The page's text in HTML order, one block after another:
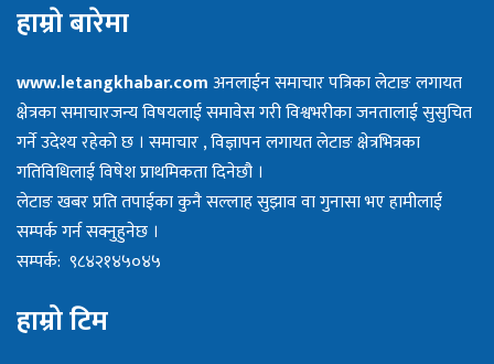
हाम्राे बारेमा
www.letangkhabar.comअनलाईन समाचार पत्रिका लेटाङ लगायत
क्षेत्रका समाचारजन्य विषयलाई समावेस गरी विश्वभरीका जनतालाई सुसुचित
गर्ने उदेश्य रहेको छ । समाचार , विज्ञापन लगायत लेटाङ क्षेत्रभित्रका
गतिविधिलाई विषेश प्राथमिकता दिनेछौ ।
लेटाङ खबर प्रति तपाईका कुनै सल्लाह सुझाव वा गुनासा भए हामीलाई
सम्पर्क गर्न सक्नुहुनेछ ।
सम्पर्क: ९८४२१४५०४५
हाम्रो टिम